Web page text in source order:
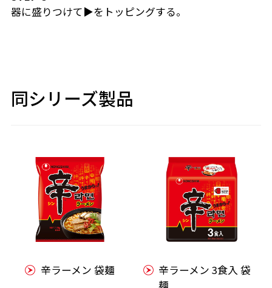
器に盛りつけて▶をトッピングする。
同シリーズ製品
辛ラーメン 袋麺
辛ラーメン 3食入 袋
麺